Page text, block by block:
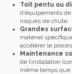
Toit pentu ou
d’équipements
risques de chute.
Grandes
matériel
accélérer le
Maintenance
de l’installation
même temps que